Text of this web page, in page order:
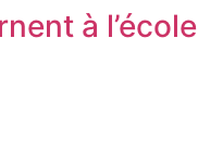
à l’école